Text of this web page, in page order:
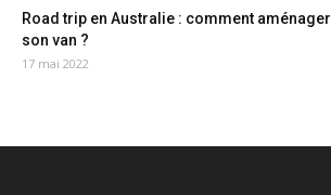
Road trip en Australie : comment aménager
son van ?
17 mai 2022